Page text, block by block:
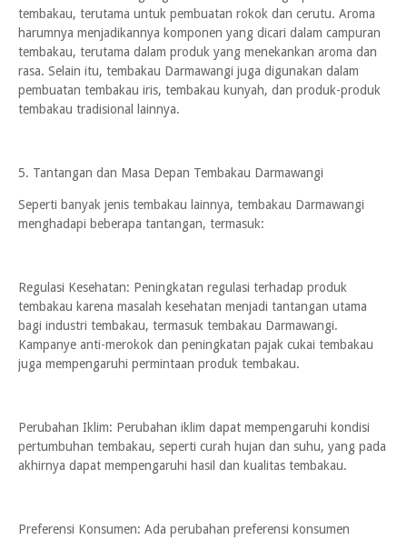
tembakau, terutama untuk pembuatan rokok dan cerutu. Aroma
harumnya menjadikannya komponen yang dicari dalam campuran
tembakau, terutama dalam produk yang menekankan aroma dan
rasa. Selain itu, tembakau Darmawangi juga digunakan dalam
pembuatan tembakau iris, tembakau kunyah, dan produk-produk
tembakau tradisional lainnya.
5. Tantangan dan Masa Depan Tembakau Darmawangi
Seperti banyak jenis tembakau lainnya, tembakau Darmawangi
menghadapi beberapa tantangan, termasuk:
Regulasi Kesehatan: Peningkatan regulasi terhadap produk
tembakau karena masalah kesehatan menjadi tantangan utama
bagi industri tembakau, termasuk tembakau Darmawangi.
Kampanye anti-merokok dan peningkatan pajak cukai tembakau
juga mempengaruhi permintaan produk tembakau.
Perubahan Iklim: Perubahan iklim dapat mempengaruhi kondisi
pertumbuhan tembakau, seperti curah hujan dan suhu, yang pada
akhirnya dapat mempengaruhi hasil dan kualitas tembakau.
Preferensi Konsumen: Ada perubahan preferensi konsumen